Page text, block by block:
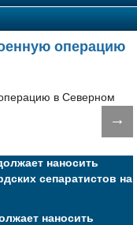
операцию
→
наносить